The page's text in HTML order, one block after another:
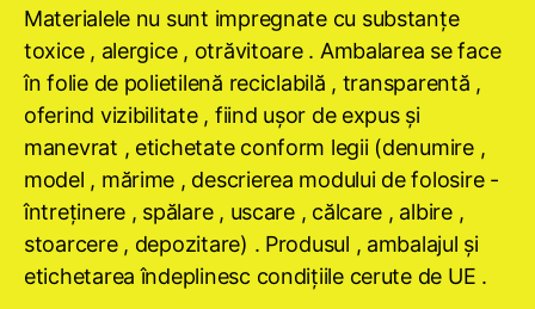
Materialele nu sunt impregnate cu substanţe
toxice , alergice , otrăvitoare . Ambalarea se face
în folie de polietilenă reciclabilă , transparentă ,
oferind vizibilitate , fiind uşor de expus şi
manevrat , etichetate conform legii (denumire ,
model , mărime , descrierea modului de folosire -
întreţinere , spălare , uscare , călcare , albire ,
stoarcere , depozitare) . Produsul , ambalajul şi
etichetarea îndeplinesc condiţiile cerute de UE .